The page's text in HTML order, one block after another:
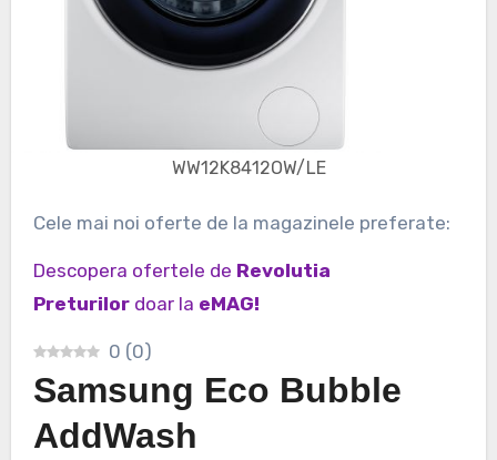
WW12K8412OW/LE
Cele mai noi oferte de la magazinele preferate:
Descopera ofertele de Revolutia
Preturilor doar la eMAG!
0 (0)
Samsung Eco Bubble
AddWash